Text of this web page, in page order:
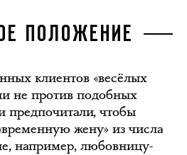
ПОЛОЖЕНИЕ
клиентов «весёлых
не против подобных
предпочитали, чтобы
жену» из числа
например, любовницу-